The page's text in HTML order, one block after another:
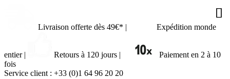
Livraison offerte dès 49€* | Expédition monde
entier | Retours à 120 jours |
Paiement en 2 à 10
fois
Service client : +33 (0)1 64 96 20 20





